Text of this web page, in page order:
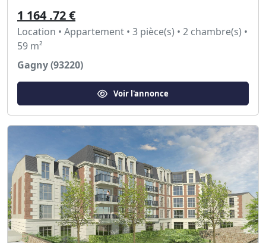
1 164 .72 €
Location • Appartement • 3 pièce(s) • 2 chambre(s) •
59 m²
Gagny (93220)
Voir l'annonce